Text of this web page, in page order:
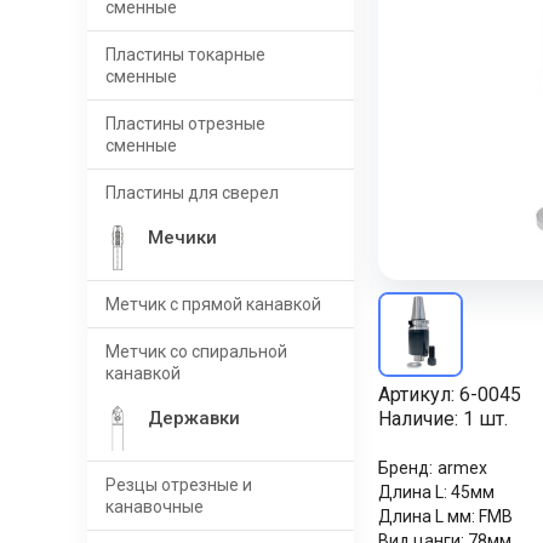
сменные
Пластины токарные
сменные
Пластины отрезные
сменные
Пластины для сверел
Мечики
Метчик с прямой канавкой
Метчик со спиральной
канавкой
Державки
Резцы отрезные и
канавочные
Артикул: 6-0045
Наличие: 1 шт.
Бренд: armex
Длина L: 45мм
Длина L мм: FMB